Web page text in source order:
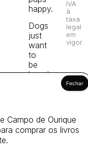
happy.
Dogs
just
want
to
be
loved
big
belly
IVA
à
taxa
legal
em
vigor.
Campo de Ourique
comprar os livros